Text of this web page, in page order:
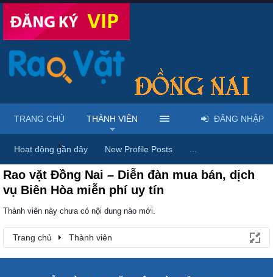
Trang chủ Thành viên
Rao vặt Đồng Nai – Diễn đàn mua bán, dịch
vụ Biên Hòa miễn phí uy tín
Thành viên này chưa có nội dung nào mới.
Trang chủ Thành viên
TRANG CHỦ THÀNH VIÊN
Hoạt động gần đây New Profile Posts
ĐĂNG NHẬP